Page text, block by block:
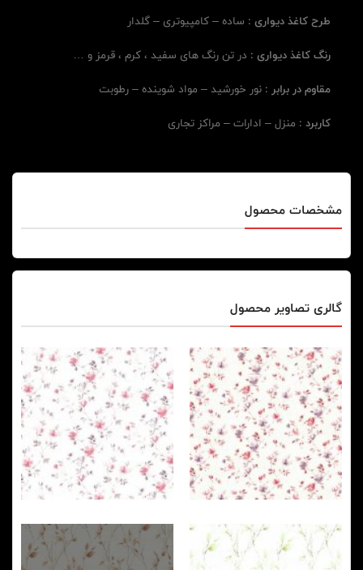
طرح کاغذ دیواری : ساده – کامپیوتری – گلدار
رنگ کاغذ دیواری : در تن رنگ های سفید ، کرم ، قرمز و …
مقاوم در برابر : نور خورشید – مواد شوینده – رطوبت
کاربرد : منزل – ادارات – مراکز تجاری
مشخصات محصول
گالری تصاویر محصول